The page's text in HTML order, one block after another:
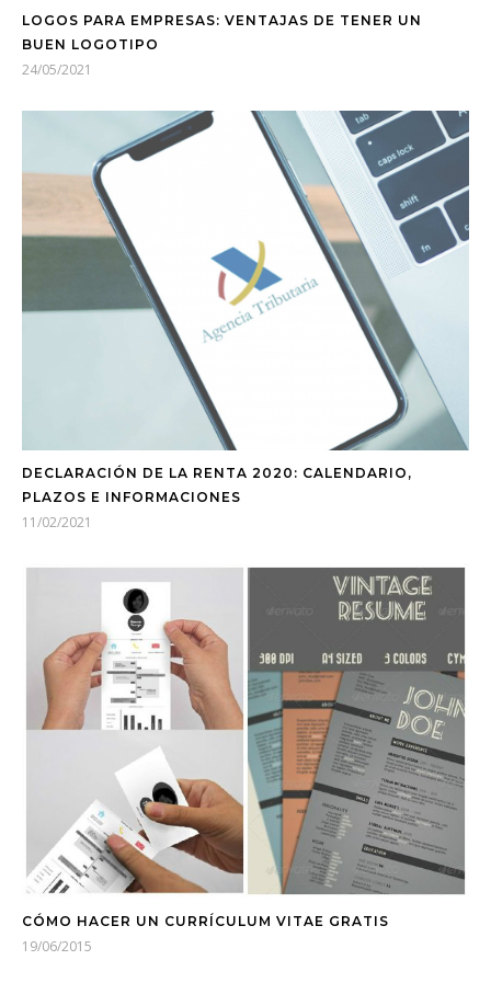
LOGOS PARA EMPRESAS: VENTAJAS DE TENER UN
BUEN LOGOTIPO
24/05/2021
DECLARACIÓN DE LA RENTA 2020: CALENDARIO,
PLAZOS E INFORMACIONES
11/02/2021
CÓMO HACER UN CURRÍCULUM VITAE GRATIS
19/06/2015